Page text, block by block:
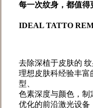
每一次纹身，都值得
IDEAL TATTO
去除深植于皮肤的
理想皮肤科经验丰富
型、
色素深度与颜色，制
优化的前沿激光设备